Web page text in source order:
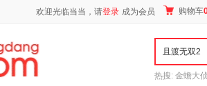
欢迎光临当当，请登录 成为会员 购物车
热搜: 金蟾大